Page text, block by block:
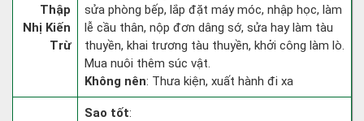
Thập
Nhị Kiến
Trừ
sửa phòng bếp, lắp đặt máy móc, nhập học, làm
lễ cầu thân, nộp đơn dâng sớ, sửa hay làm tàu
thuyền, khai trương tàu thuyền, khởi công làm lò.
Mua nuôi thêm súc vật.
Không nên: Thưa kiện, xuất hành đi xa
Sao tốt: